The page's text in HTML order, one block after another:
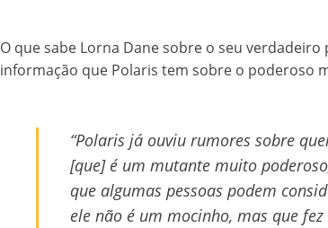
O que sabe Lorna Dane sobre o seu
informação que Polaris tem sobre o poderoso
“Polaris já ouviu rumores sobre
[que] é um mutante muito
que algumas pessoas podem
ele não é um mocinho, mas que